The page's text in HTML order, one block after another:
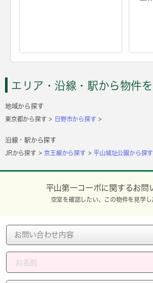
エリア・沿線・駅から物件
地域から探す
東京都から探す 日野市から探す
沿線・駅から探す
JRから探す 京王線から探す 平山城址公園から探す
平山第一コーポに関するお問
空室を確認したい、この物件を見学し